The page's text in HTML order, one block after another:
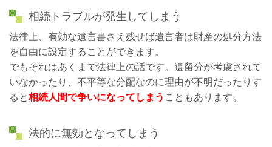
相続トラブルが発生してしまう
法律上、有効な遺言書さえ残せば遺言者は財産の処分方法
を自由に設定することができます。
でもそれはあくまで法律上の話です。遺留分が考慮されて
いなかったり、不平等な分配なのに理由が不明だったりす
ると相続人間で争いになってしまう こともあります。
法的に無効となってしまう